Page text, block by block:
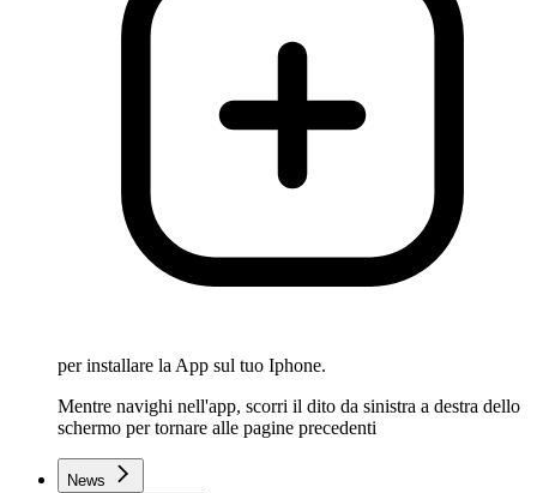
per installare la App sul tuo Iphone.
Mentre navighi nell'app, scorri il dito da sinistra a destra dello
schermo per tornare alle pagine precedenti
News